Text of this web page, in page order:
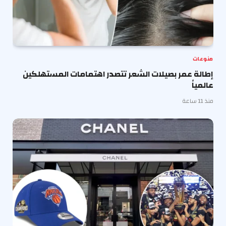
منوعات
إطالة عمر بصيلات الشعر تتصدر اهتمامات المستهلكين
عالمياً
منذ 11 ساعة